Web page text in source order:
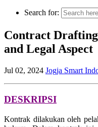
Search for:
Contract
and Legal Aspect
Jul 02, 2024 Jogja Smart
DESKRIPSI
Kontrak dilakukan oleh